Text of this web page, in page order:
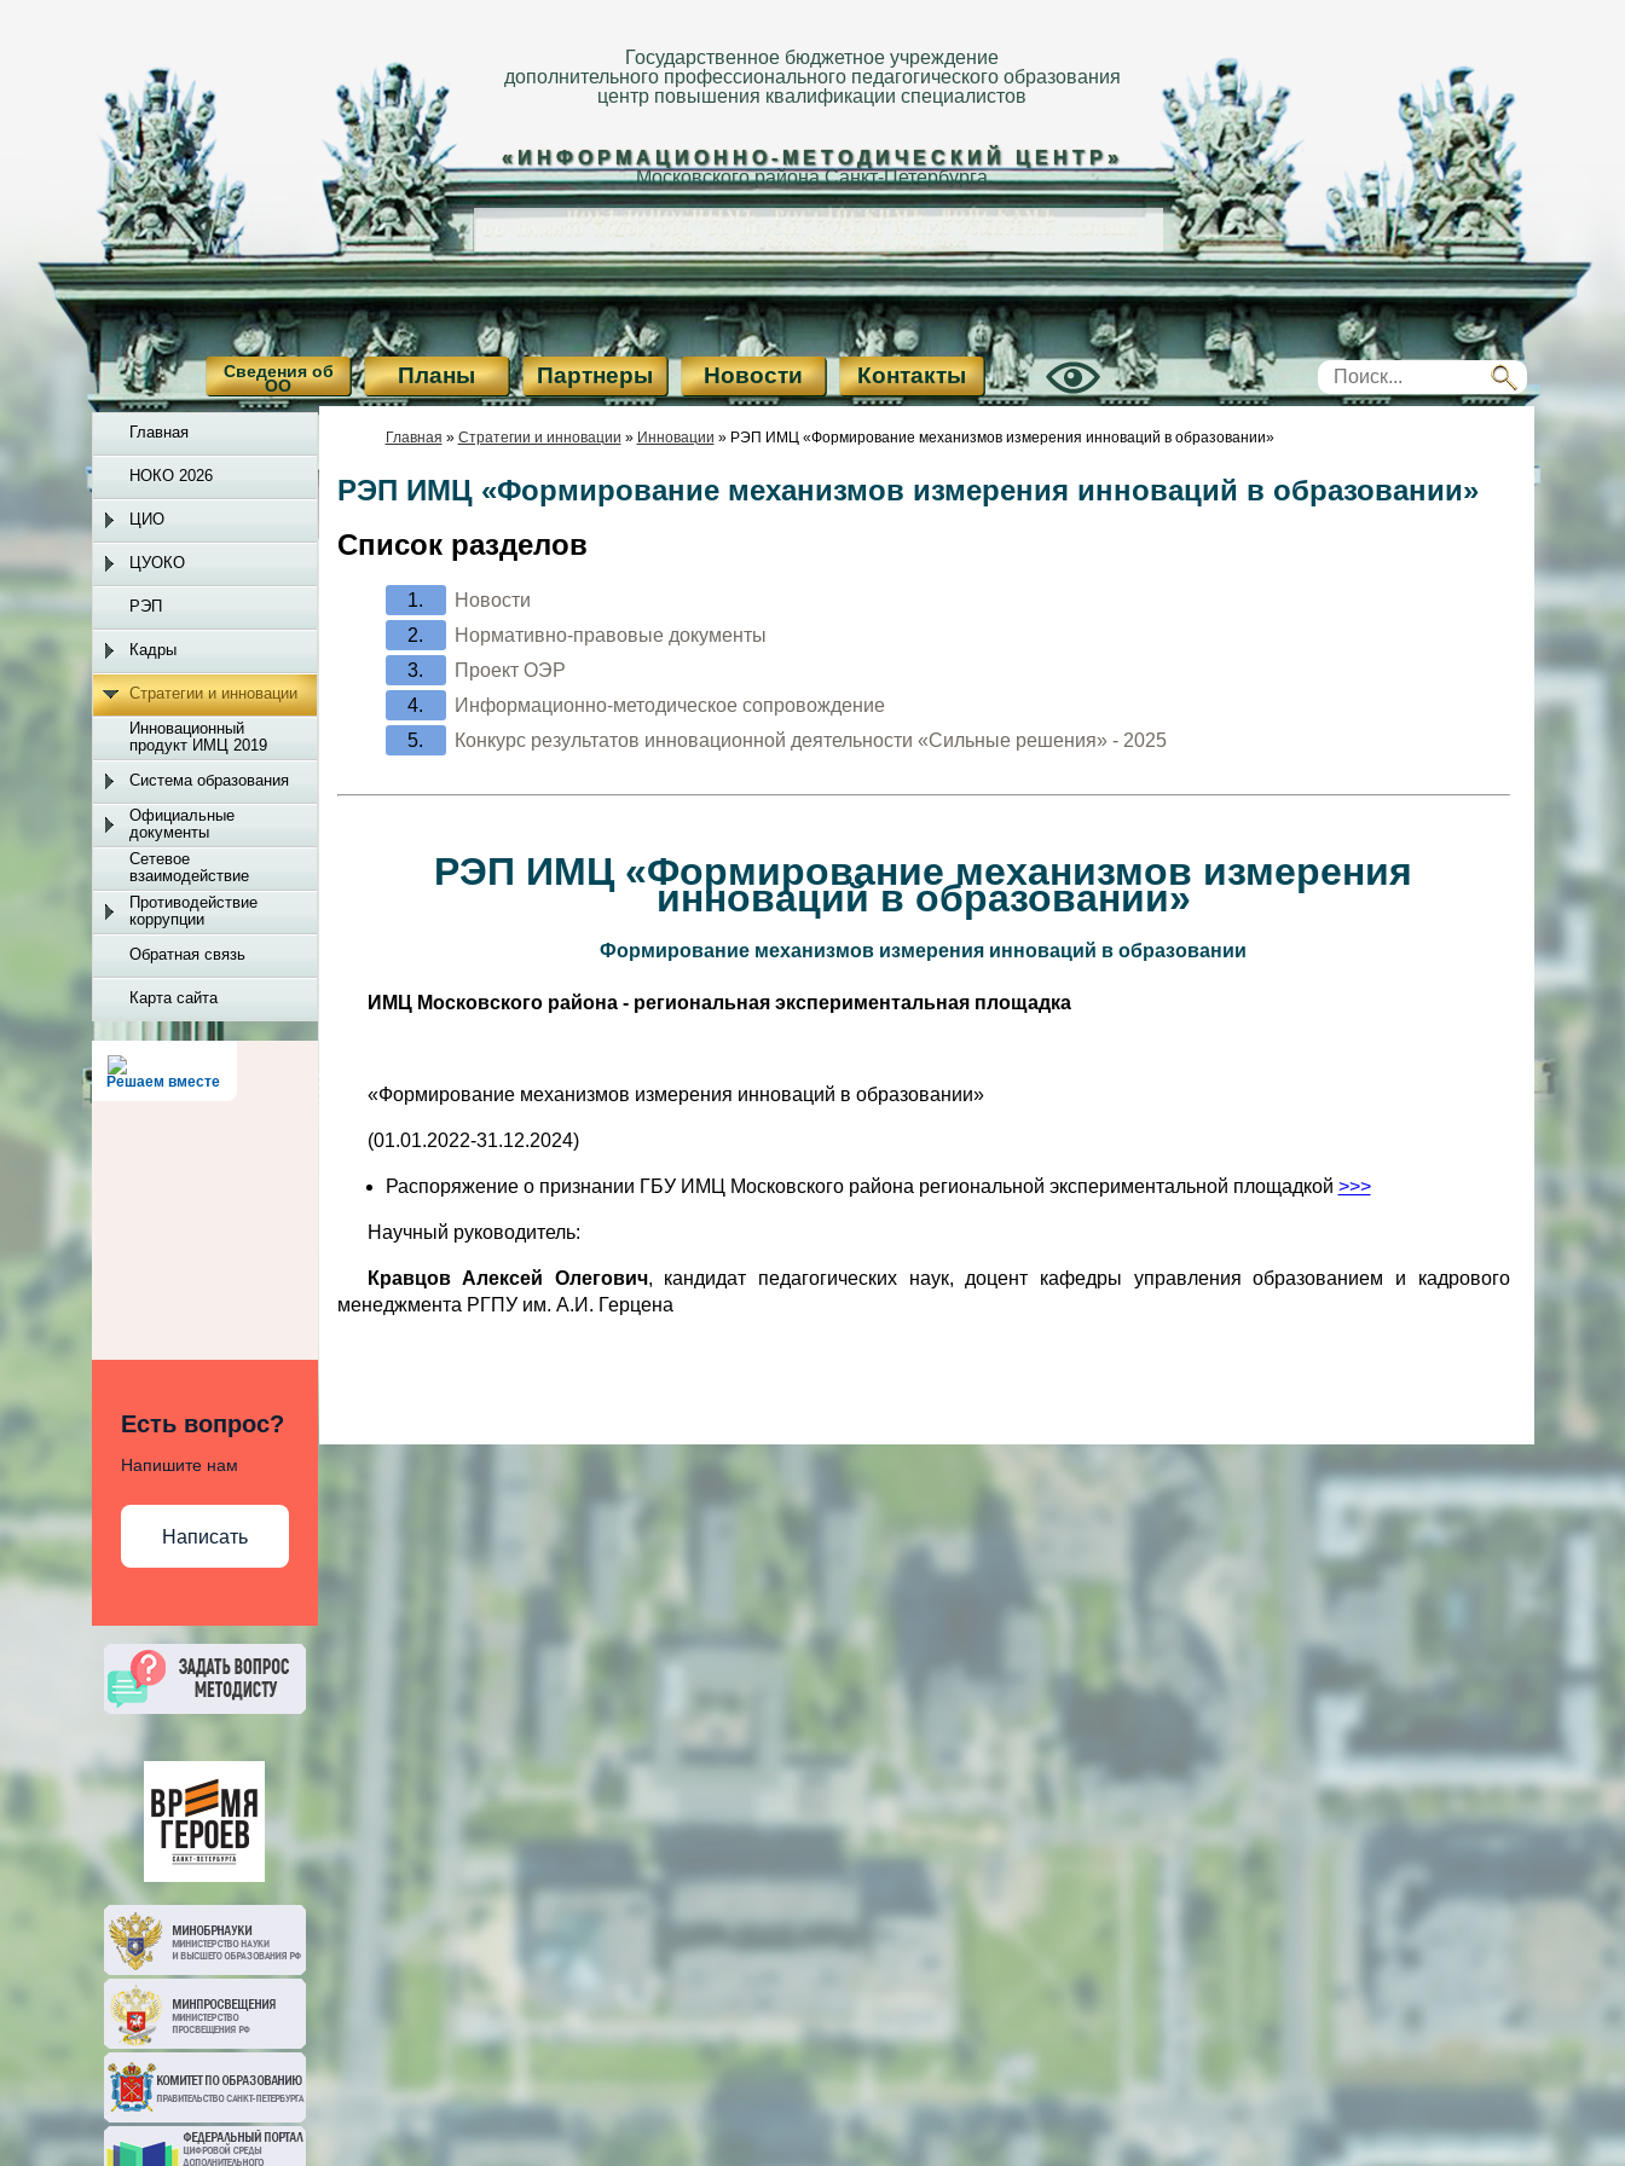
Государственное бюджетное учреждение
дополнительного профессионального педагогического образования
центр повышения квалификации специалистов
«ИНФОРМАЦИОННО-МЕТОДИЧЕСКИЙ ЦЕНТР»
Московского района Санкт-Петербурга
Сведения об
ОО Планы Партнеры Новости Контакты
Главная » Стратегии и инновации » Инновации » РЭП ИМЦ «Формирование механизмов измерения инноваций в образовании»
РЭП ИМЦ «Формирование механизмов измерения инноваций в образовании»
Список разделов
Новости
Нормативно-правовые документы
Проект ОЭР
Информационно-методическое сопровождение
Конкурс результатов инновационной деятельности «Сильные решения» - 2025
РЭП ИМЦ «Формирование механизмов измерения
инноваций в образовании»
Формирование механизмов измерения инноваций в образовании
ИМЦ Московского района - региональная экспериментальная площадка
«Формирование механизмов измерения инноваций в образовании»
(01.01.2022-31.12.2024)
Распоряжение о признании ГБУ ИМЦ Московского района региональной экспериментальной площадкой >>>
Научный руководитель:
Кравцов Алексей Олегович, кандидат педагогических наук, доцент кафедры управления образованием и кадрового
менеджмента РГПУ им. А.И. Герцена
Главная
НОКО 2026
ЦИО
ЦУОКО
РЭП
Кадры
Стратегии и инновации
Инновационный
продукт ИМЦ 2019
Система образования
Официальные
документы
Сетевое
взаимодействие
Противодействие
коррупции
Обратная связь
Карта сайта
Решаем вместе
Есть вопрос?
Напишите нам
Написать